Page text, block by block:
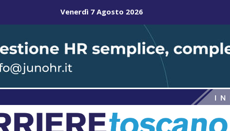
Venerdì 7 Agosto 2026